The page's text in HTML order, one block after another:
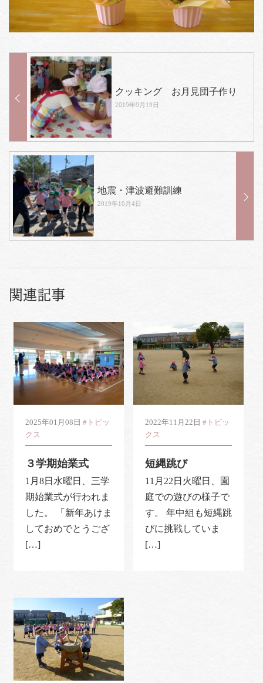
クッキング お月見団子作り
2019年9月19日
地震・津波避難訓練
2019年10月4日
関連記事
2025年01月08日 #トピッ
クス
３学期始業式
1月8日水曜日、三学
期始業式が行われま
した。 「新年あけま
しておめでとうござ
[…]
2022年11月22日#トピッ
クス
短縄跳び
11月22日火曜日、園
庭での遊びの様子で
す。 年中組も短縄跳
びに挑戦していま
[…]